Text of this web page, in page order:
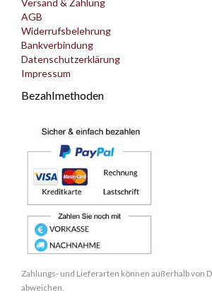
Versand & Zahlung
AGB
Widerrufsbelehrung
Bankverbindung
Datenschutzerklärung
Impressum
Bezahlmethoden
Zahlungs- und Lieferarten können außerhalb von
abweichen.